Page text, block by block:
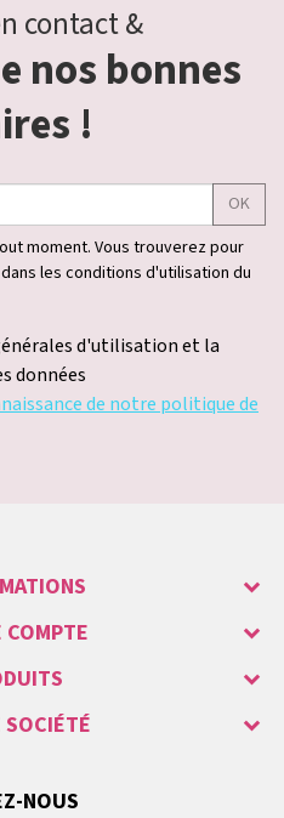
contact &
nos bonnes
!
OK
moment. Vous trouverez pour
les conditions d'utilisation du
d'utilisation et la
données
de notre politique de
COMPTE
SOCIÉTÉ
NOUS